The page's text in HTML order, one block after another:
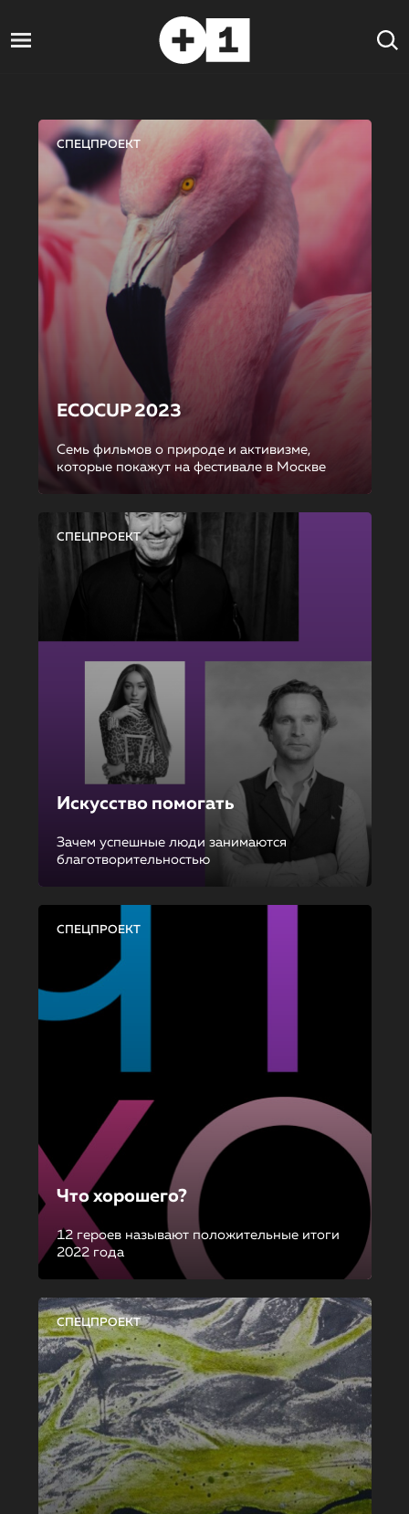
СПЕЦПРОЕКТ
ECOCUP 2023
Семь фильмов о природе и активизме,
которые покажут на фестивале в Москве
СПЕЦПРОЕКТ
Искусство помогать
Зачем успешные люди занимаются
благотворительностью
СПЕЦПРОЕКТ
Что хорошего?
12 героев называют положительные итоги
2022 года
СПЕЦПРОЕКТ